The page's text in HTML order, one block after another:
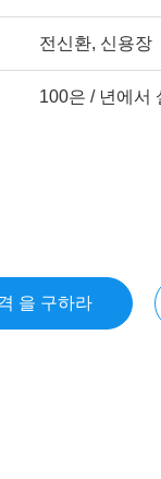
전신환, 신용장
100은 / 년에서
을 구하라